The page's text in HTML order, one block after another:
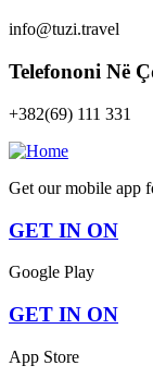
info@tuzi.travel
Telefononi Në
+382(69) 111 331
Get our mobile app
GET IN ON
Google Play
GET IN ON
App Store